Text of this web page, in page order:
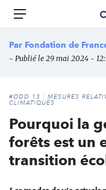
Aller
principal
Menu
Par Fondation de
- Publié le 29 mai 2024 -
#ODD 13 : MESURES
CLIMATIQUES
Pourquoi la
forêts est un
transition